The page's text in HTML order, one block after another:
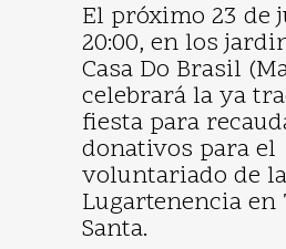
El próximo 23 de
20:00, en los
Casa Do Brasil
celebrará la ya
fiesta para
donativos para el
voluntariado de la
Lugartenencia
Santa.